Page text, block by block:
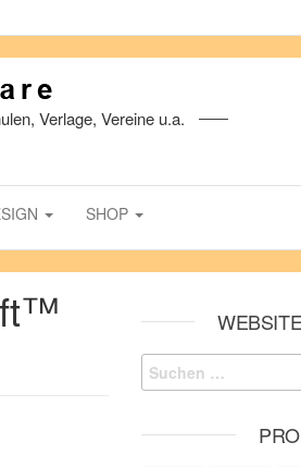
Verlage, Vereine u.a.
SHOP
Suchen nach: